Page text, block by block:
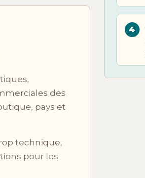
des
pays et
technique,
pour les